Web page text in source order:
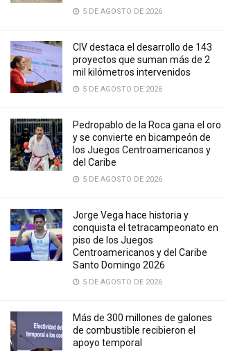
5 DE AGOSTO DE 2026
CIV destaca el desarrollo de 143
proyectos que suman más de 2
mil kilómetros intervenidos
5 DE AGOSTO DE 2026
Pedropablo de la Roca gana el oro
y se convierte en bicampeón de
los Juegos Centroamericanos y
del Caribe
5 DE AGOSTO DE 2026
Jorge Vega hace historia y
conquista el tetracampeonato en
piso de los Juegos
Centroamericanos y del Caribe
Santo Domingo 2026
5 DE AGOSTO DE 2026
Más de 300 millones de galones
de combustible recibieron el
apoyo temporal